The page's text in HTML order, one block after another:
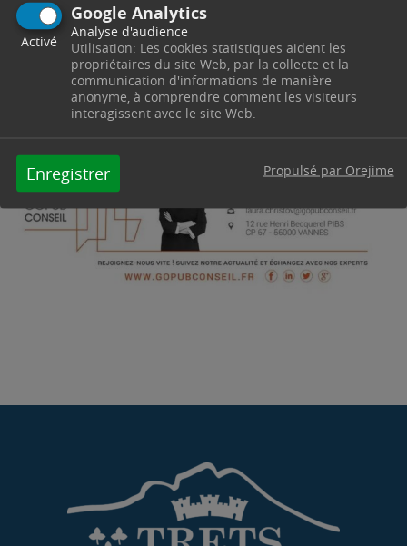
Google Analytics
Activé
Analyse d'audience
Utilisation: Les cookies statistiques aident les
propriétaires du site Web, par la collecte et la
communication d'informations de manière
anonyme, à comprendre comment les visiteurs
interagissent avec le site Web.
Enregistrer Propulsé par Orejime
Information TLPE
BUREAU D’ÉTUDES EN CHARGE DE
LA MISE EN ŒUVRE DE LA TLPE